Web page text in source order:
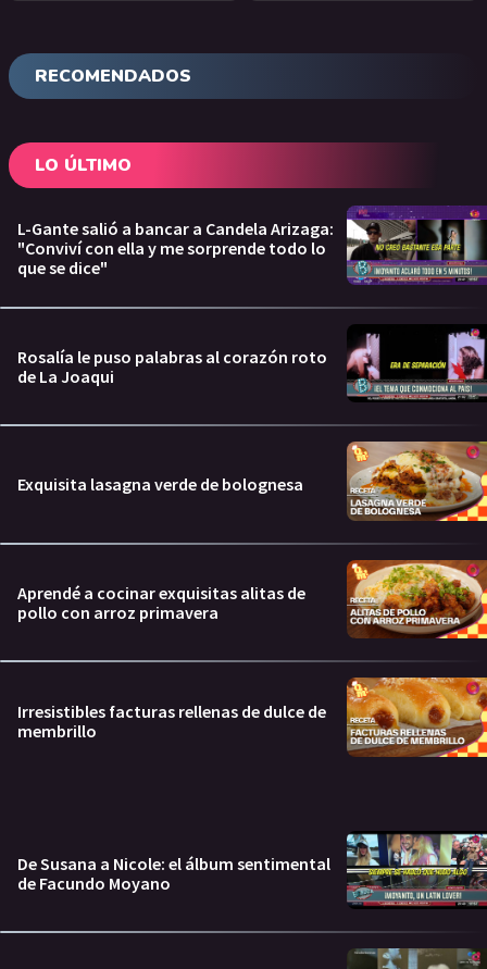
RECOMENDADOS
LO ÚLTIMO
L-Gante salió a bancar a Candela Arizaga:
"Conviví con ella y me sorprende todo lo
que se dice"
Rosalía le puso palabras al corazón roto
de La Joaqui
Exquisita lasagna verde de bolognesa
Aprendé a cocinar exquisitas alitas de
pollo con arroz primavera
Irresistibles facturas rellenas de dulce de
membrillo
De Susana a Nicole: el álbum sentimental
de Facundo Moyano